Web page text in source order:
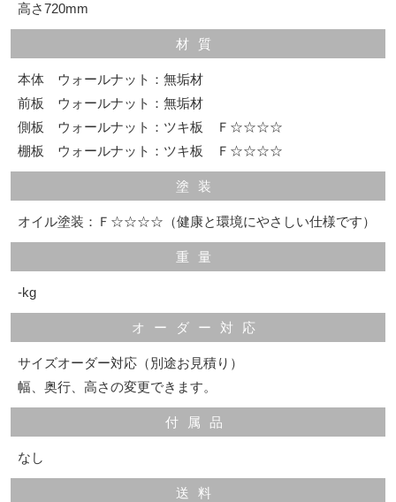
高さ720mm
材質
本体 ウォールナット：無垢材
前板 ウォールナット：無垢材
側板 ウォールナット：ツキ板 Ｆ☆☆☆☆
棚板 ウォールナット：ツキ板 Ｆ☆☆☆☆
塗装
オイル塗装：Ｆ☆☆☆☆（健康と環境にやさしい仕様です）
重量
‐kg
オーダー対応
サイズオーダー対応（別途お見積り）
幅、奥行、高さの変更できます。
付属品
なし
送料